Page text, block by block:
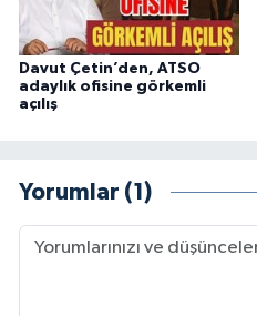
Davut Çetin’den, ATSO
adaylık ofisine görkemli
açılış
Yorumlar (1)